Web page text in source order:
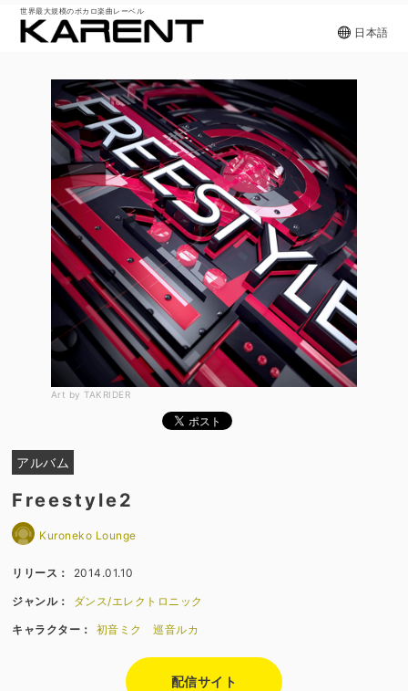
世界最大規模のボカロ楽曲レーベル
日本語
Art by TAKRIDER
アルバム
Freestyle2
Kuroneko Lounge
リリース： 2014.01.10
ジャンル： ダンス/エレクトロニック
キャラクター： 初音ミク 巡音ルカ
配信サイト